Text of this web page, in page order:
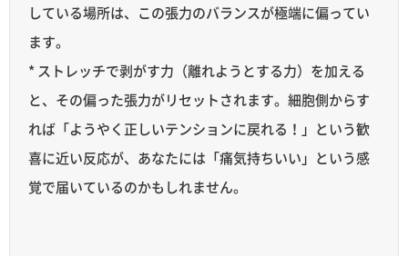
している場所は、この張力のバランスが極端に偏ってい
ます。
* ストレッチで剥がす力（離れようとする力）を加える
と、その偏った張力がリセットされます。細胞側からす
れば「ようやく正しいテンションに戻れる！」という歓
喜に近い反応が、あなたには「痛気持ちいい」という感
覚で届いているのかもしれません。